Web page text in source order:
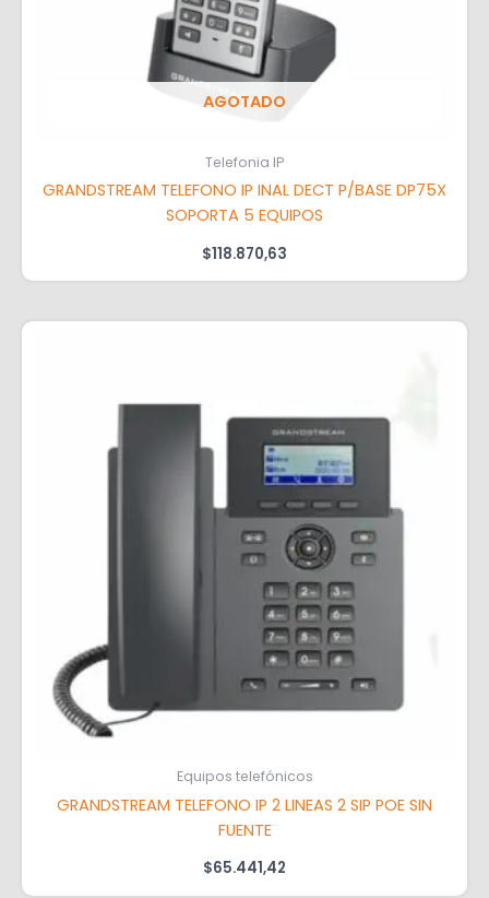
AGOTADO
Telefonia IP
GRANDSTREAM TELEFONO IP INAL DECT P/BASE DP75X
SOPORTA 5 EQUIPOS
$118.870,63
Equipos telefónicos
GRANDSTREAM TELEFONO IP 2 LINEAS 2 SIP POE SIN
FUENTE
$65.441,42